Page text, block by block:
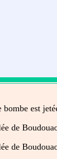
bombe est
de
de